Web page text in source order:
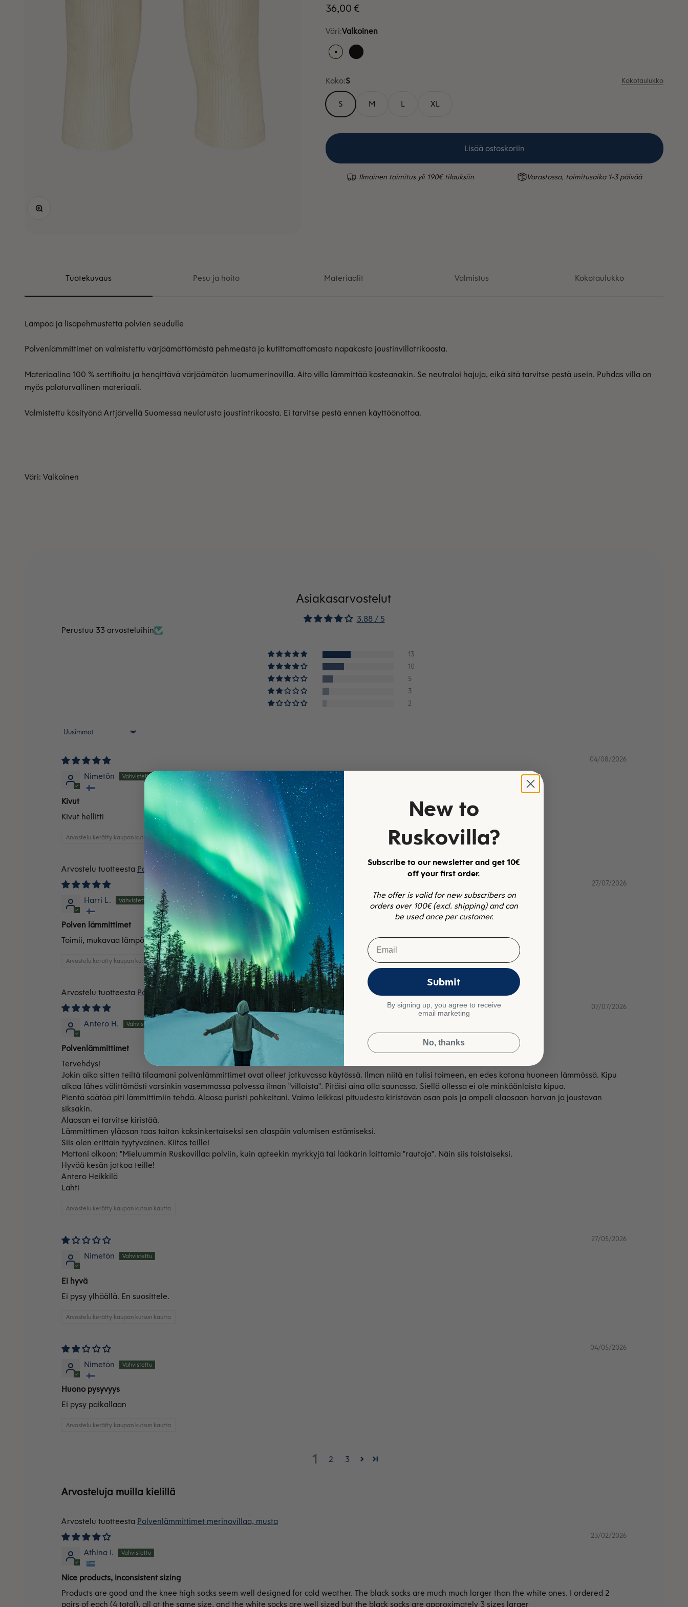
Alennushinta
36,00 €
Väri:Valkoinen
Valkoinen
Musta
Koko:S Kokotaulukko
S M L XL
Lisää ostoskoriin
Ilmainen toimitus yli 190€ tilauksiin Varastossa, toimitusaika 1-3 päivää
Tuotekuvaus
Lämpöä ja lisäpehmustetta polvien seudulle
Polvenlämmittimet on valmistettu värjäämättömästä pehmeästä ja kutittamattomasta napakasta joustinvillatrikoosta.
Materiaalina 100 % sertifioitu ja hengittävä värjäämätön luomumerinovilla. Aito villa lämmittää kosteanakin. Se neutraloi hajuja, eikä sitä tarvitse pestä usein. Puhdas villa on
myös paloturvallinen materiaali.
Valmistettu käsityönä Artjärvellä Suomessa neulotusta joustintrikoosta. Ei tarvitse pestä ennen käyttöönottoa.
Väri: Valkoinen
Pesu ja hoito Materiaalit Valmistus Kokotaulukko
Asiakasarvostelut
3.88 / 5
Perustuu 33 arvosteluihin
13
10
5
3
2
Sort by
04/08/2026
Nimetön
Kivut
Kivut hellitti
Arvostelu kerätty kaupan kutsun kautta
Polvenlämmittimet merinovillaa, musta
27/07/2026
Harri L.
Polven lämmittimet
Toimii, mukavaa lämpöhoitoa luonnollisesti!
Arvostelu kerätty kaupan kutsun kautta
Polvenlämmittimet merinovillaa, musta
07/07/2026
Antero H.
Polvenlämmittimet
Tervehdys!
Jokin aika sitten teiltä tilaamani polvenlämmittimet ovat olleet jatkuvassa käytössä. Ilman niitä en tulisi toimeen, en edes kotona huoneen lämmössä. Kipu
alkaa lähes välittömästi varsinkin vasemmassa polvessa ilman "villaista". Pitäisi aina olla saunassa. Siellä ollessa ei ole minkäänlaista kipua.
Pientä säätöä piti lämmittimiin tehdä. Alaosa puristi pohkeitani. Vaimo leikkasi pituudesta kiristävän osan pois ja ompeli alaosaan harvan ja joustavan
siksakin.
Alaosan ei tarvitse kiristää.
Lämmittimen yläosan taas taitan kaksinkertaiseksi sen alaspäin valumisen estämiseksi.
Siis olen erittäin tyytyväinen. Kiitos teille!
Mottoni olkoon: "Mieluummin Ruskovillaa polviin, kuin apteekin myrkkyjä tai lääkärin laittamia "rautoja". Näin siis toistaiseksi.
Hyvää kesän jatkoa teille!
Antero Heikkilä
Lahti
Arvostelu kerätty kaupan kutsun kautta
27/05/2026
Nimetön
Ei hyvä
Ei pysy ylhäällä. En suosittele.
Arvostelu kerätty kaupan kutsun kautta
04/05/2026
Nimetön
Huono pysyvyys
Ei pysy paikallaan
Arvostelu kerätty kaupan kutsun kautta
1 2 3
Arvosteluja muilla kielillä
Polvenlämmittimet merinovillaa, musta
23/02/2026
Athina I.
Nice products, inconsistent sizing
Products are good and the knee high socks seem well designed for cold weather. The black socks are much much larger than the white ones. I ordered 2
pairs of each (4 total), all at the same size, and the white socks are well sized but the black socks are approximately 3 sizes larger
New to
Ruskovilla?
Subscribe to our newsletter and get 10€
off your first order.
The offer is valid for new subscribers on
orders over 100€ (excl. shipping) and can
be used once per customer.
Email
Submit
By signing up, you agree to receive
email marketing
No, thanks